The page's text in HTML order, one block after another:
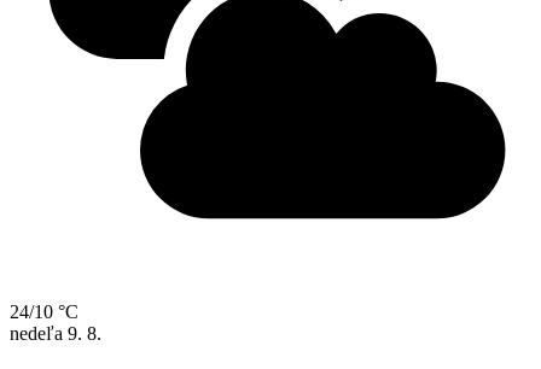
24/10 °C
nedeľa 9. 8.